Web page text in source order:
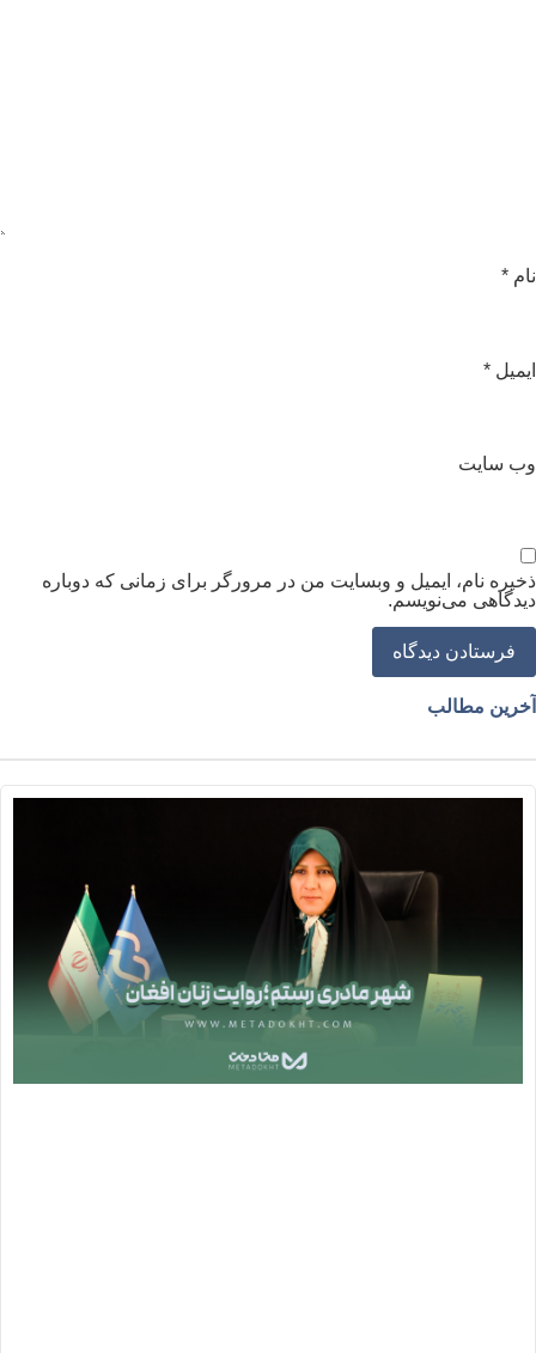
*
*
سایت
نام، ایمیل و وبسایت من در مرورگر برای زمانی که دوباره
می‌نویسم.
مطالب